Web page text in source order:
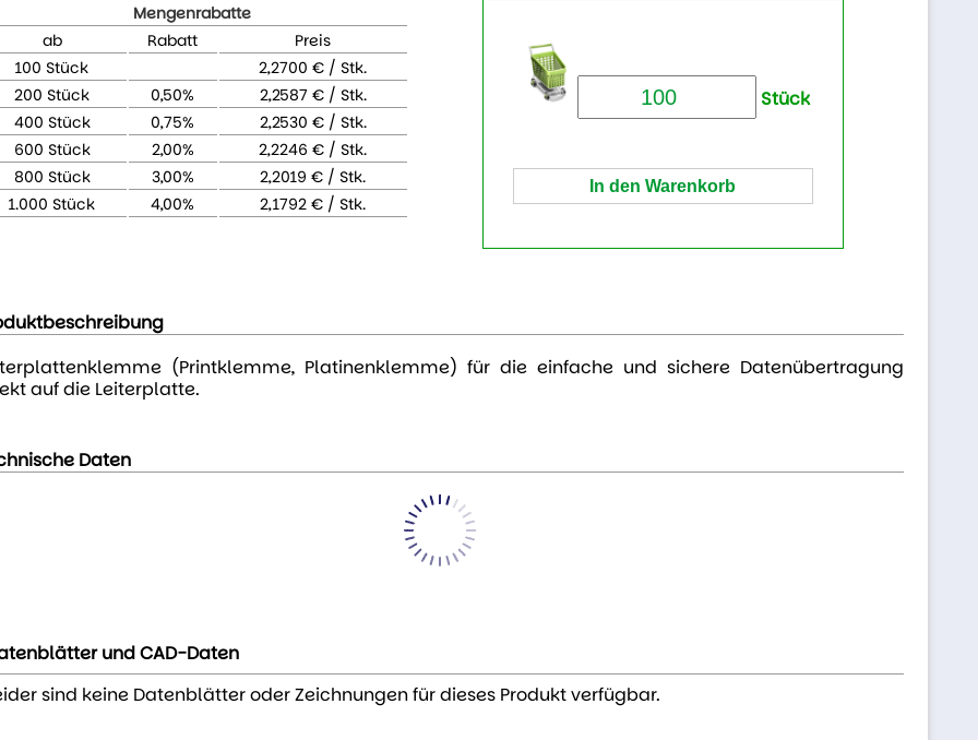
Mengenrabatte
ab
Rabatt
Preis
100 Stück
2,2700 € / Stk.
200 Stück
0,50%
2,2587 € / Stk.
400 Stück
0,75%
2,2530 € / Stk.
600 Stück
2,00%
2,2246 € / Stk.
800 Stück
3,00%
2,2019 € / Stk.
1.000 Stück
4,00% 2,1792 € / Stk.
Stück
(Printklemme, Platinenklemme) für die einfache und sichere Datenübertragung
auf die Leiterplatte.
Daten
und CAD-Daten
sind keine Datenblätter oder Zeichnungen für dieses Produkt verfügbar.